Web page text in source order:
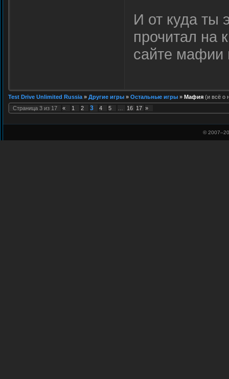
И от куда ты
прочитал на
сайте мафии
Test Drive Unlimited Russia » Другие игры » Остальные игры » Мафия (и всё о
Страница 3 из 17 « 1 2 3 4 5 16 17 »
© 2007–